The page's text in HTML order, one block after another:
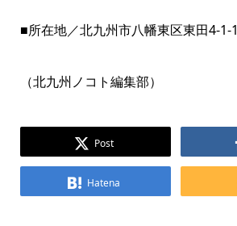
■所在地／北九州市八幡東区東田4-1-1
（北九州ノコト編集部）
Post
Hatena